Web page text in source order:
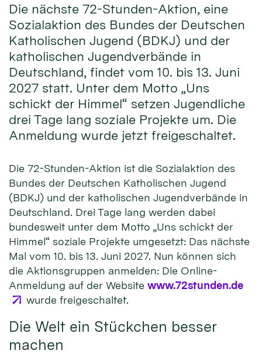
Die nächste 72-Stunden-Aktion, eine
Sozialaktion des Bundes der Deutschen
Katholischen Jugend (BDKJ) und der
katholischen Jugendverbände in
Deutschland, findet vom 10. bis 13. Juni
2027 statt. Unter dem Motto „Uns
schickt der Himmel“ setzen Jugendliche
drei Tage lang soziale Projekte um. Die
Anmeldung wurde jetzt freigeschaltet.
Die 72-Stunden-Aktion ist die Sozialaktion des
Bundes der Deutschen Katholischen Jugend
(BDKJ) und der katholischen Jugendverbände in
Deutschland. Drei Tage lang werden dabei
bundesweit unter dem Motto „Uns schickt der
Himmel“ soziale Projekte umgesetzt: Das nächste
Mal vom 10. bis 13. Juni 2027. Nun können sich
die Aktionsgruppen anmelden: Die Online-
Anmeldung auf der Website www.72stunden.de
wurde freigeschaltet.
Die Welt ein Stückchen besser
machen